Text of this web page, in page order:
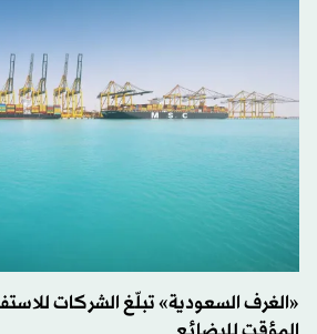
«الغرف السعودية» تبلّغ الشركات